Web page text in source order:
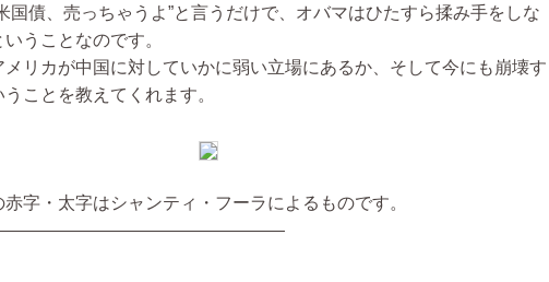
国債、売っちゃうよ”と言うだけで、オバマはひたすら揉み手をしな
いうことなのです。
リカが中国に対していかに弱い立場にあるか、そして今にも崩壊す
ことを教えてくれます。
字・太字はシャンティ・フーラによるものです。